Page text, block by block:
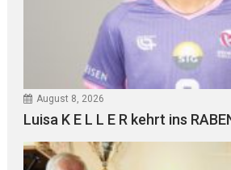
August 8, 2026
Luisa K E L L E R kehrt ins